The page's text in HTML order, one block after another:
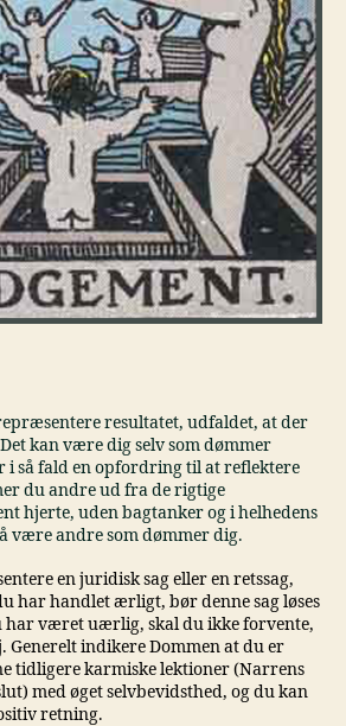
resultatet, udfaldet, at der
kan være dig selv som dømmer
i så fald en opfordring til at reflektere
du andre ud fra de rigtige
hjerte, uden bagtanker og i helhedens
være andre som dømmer dig.
en juridisk sag eller en retssag,
har handlet ærligt, bør denne sag løses
har været uærlig, skal du ikke forvente,
Generelt indikere Dommen at du er
tidligere karmiske lektioner (Narrens
med øget selvbevidsthed, og du kan
retning.